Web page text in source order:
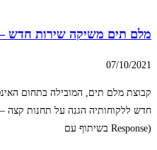
מלם תים משיקה שירות חדש –
07/10/2021
Response) בשיתוף עם